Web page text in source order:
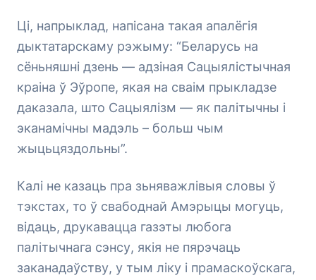
Ці, напрыклад, напісана такая апалёгія
дыктатарскаму рэжыму: “Беларусь на
сёньняшні дзень — адзіная Сацыялістычная
краіна ў Эўропе, якая на сваім прыкладзе
даказала, што Сацыялізм — як палітычны і
эканамічны мадэль – больш чым
жыцьцяздольны”.
Калі не казаць пра зьняважлівыя словы ў
тэкстах, то ў свабоднай Амэрыцы могуць,
відаць, друкавацца газэты любога
палітычнага сэнсу, якія не пярэчаць
заканадаўству, у тым ліку і прамаскоўскага,